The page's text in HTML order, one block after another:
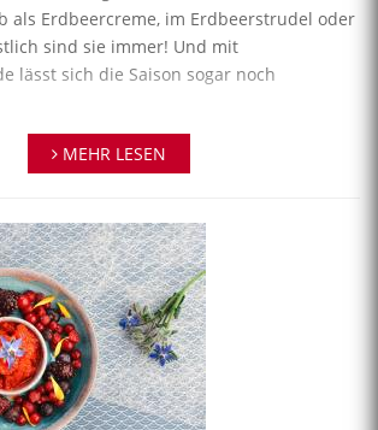
als Erdbeercreme, im Erdbeerstrudel oder
sind sie immer! Und mit
lässt sich die Saison sogar noch
Informationen, Tipps und Tricks und
für Sie zusammengestellt:
MEHR LESEN